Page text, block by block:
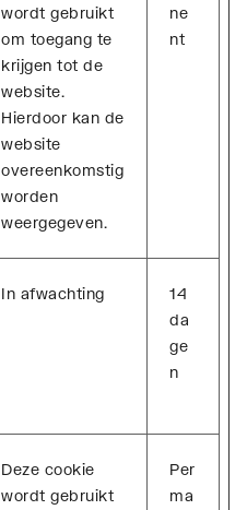
wordt gebruikt
om toegang te
krijgen tot de
website.
Hierdoor kan de
website
overeenkomstig
worden
weergegeven.
ne
nt
In afwachting
14
da
ge
n
Deze cookie
wordt gebruikt
Per
ma